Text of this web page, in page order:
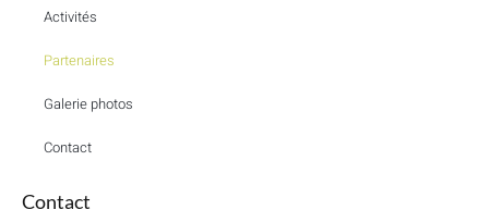
Activités
Partenaires
Galerie photos
Contact
Contact